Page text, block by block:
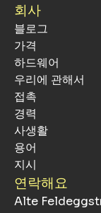
회사
블로그
가격
하드웨어
우리에 관해서
접촉
경력
사생활
용어
지시
연락해요
Alte